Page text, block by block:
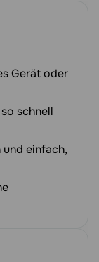
Gerät oder
schnell
und einfach,